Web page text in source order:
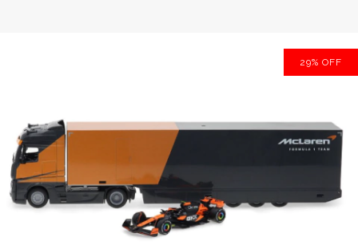
29% OFF